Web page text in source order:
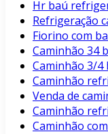
Hr baú
Refrigeração
Fiorino com
Caminhão 34
Caminhão 3/
Caminhão
Venda de
Caminhão
Caminhão